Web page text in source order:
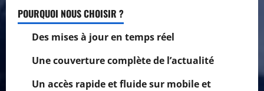
POURQUOI NOUS CHOISIR ?
Des mises à jour en temps réel
Une couverture complète de l’actualité
Un accès rapide et fluide sur mobile et